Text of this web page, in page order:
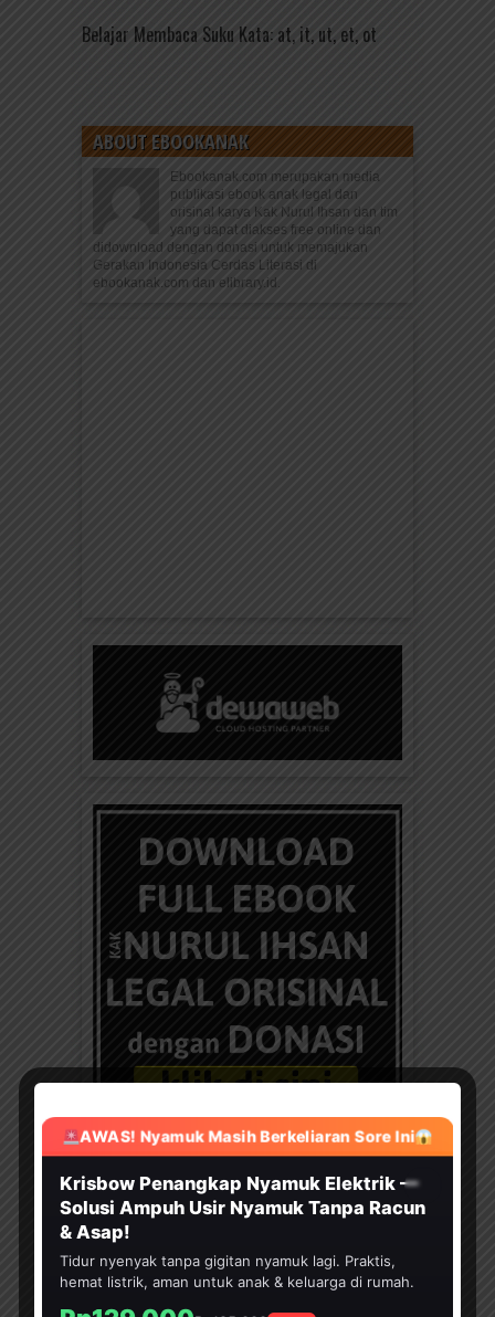
Belajar Membaca Suku Kata: at, it, ut, et, ot
ABOUT EBOOKANAK
Ebookanak.com merupakan media
publikasi ebook anak legal dan
orisinal karya Kak Nurul Ihsan dan tim
yang dapat diakses free online dan
didownload dengan donasi untuk memajukan
Gerakan Indonesia Cerdas Literasi di
ebookanak.com dan elibrary.id.
BANTU KAMI DENGAN DONASI
AWAS! Nyamuk Masih Berkeliaran Sore Ini
HEMAT 30%
Krisbow Penangkap Nyamuk Elektrik —
Solusi Ampuh Usir Nyamuk Tanpa Racun
& Asap!
Tidur nyenyak tanpa gigitan nyamuk lagi. Praktis,
hemat listrik, aman untuk anak & keluarga di rumah.